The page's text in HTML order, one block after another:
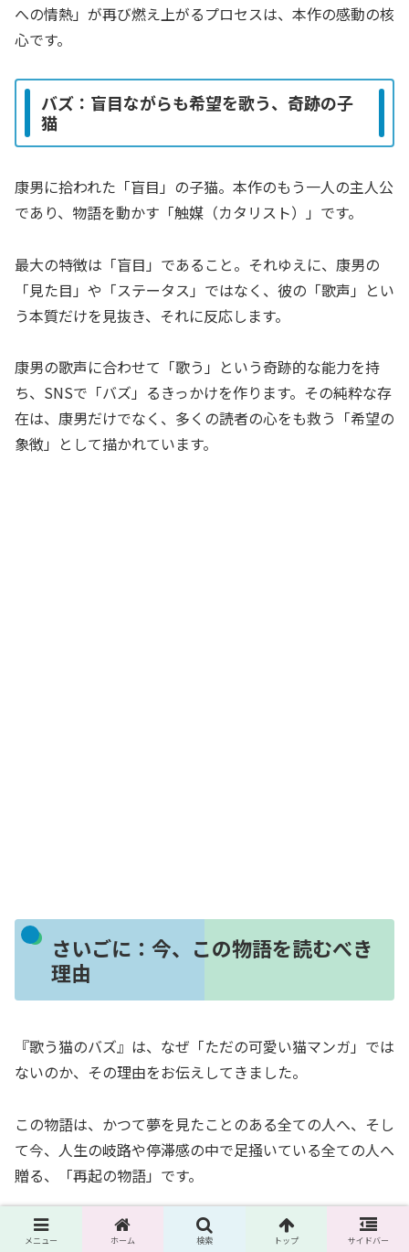
への情熱」が再び燃え上がるプロセスは、本作の感動の核
心です。
バズ：盲目ながらも希望を歌う、奇跡の子
猫
康男に拾われた「盲目」の子猫。本作のもう一人の主人公
であり、物語を動かす「触媒（カタリスト）」です。
最大の特徴は「盲目」であること。それゆえに、康男の
「見た目」や「ステータス」ではなく、彼の「歌声」とい
う本質だけを見抜き、それに反応します。
康男の歌声に合わせて「歌う」という奇跡的な能力を持
ち、SNSで「バズ」るきっかけを作ります。その純粋な存
在は、康男だけでなく、多くの読者の心をも救う「希望の
象徴」として描かれています。
さいごに：今、この物語を読むべき
理由
『歌う猫のバズ』は、なぜ「ただの可愛い猫マンガ」では
ないのか、その理由をお伝えしてきました。
この物語は、かつて夢を見たことのある全ての人へ、そし
て今、人生の岐路や停滞感の中で足掻いている全ての人へ
贈る、「再起の物語」です。
私たちは皆、社会的な「見た目」や「ステータス」ではな
メニュー ホーム 検索 トップ サイドバー